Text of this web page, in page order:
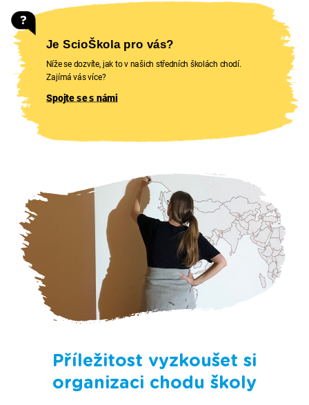
Je ScioŠkola pro vás?
Níže se dozvíte, jak to v našich středních školách chodí.
Zajímá vás více?
Spojte se s námi
Příležitost vyzkoušet si
organizaci chodu školy